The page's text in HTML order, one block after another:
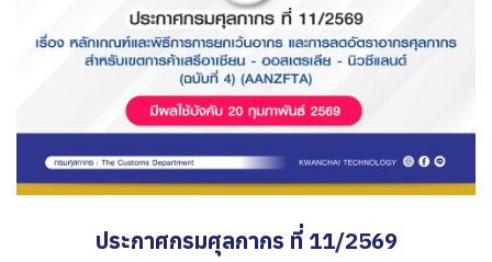
ประกาศกรมศุลกากร ที่ 11/2569